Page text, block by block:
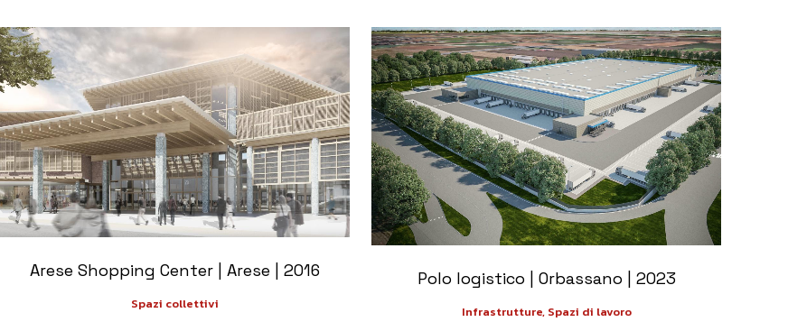
+
Arese Shopping Center | Arese | 2016
Spazi collettivi
+
Polo logistico | Orbassano | 2023
Infrastrutture, Spazi di lavoro